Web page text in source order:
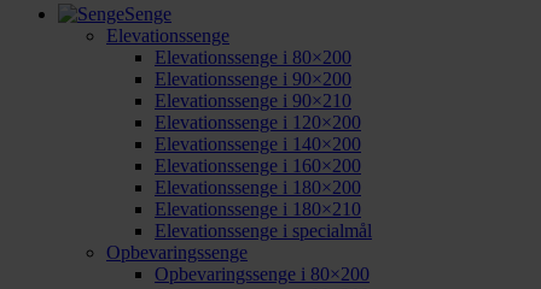
Senge
Elevationssenge
Elevationssenge i 80×200
Elevationssenge i 90×200
Elevationssenge i 90×210
Elevationssenge i 120×200
Elevationssenge i 140×200
Elevationssenge i 160×200
Elevationssenge i 180×200
Elevationssenge i 180×210
Elevationssenge i specialmål
Opbevaringssenge
Opbevaringssenge i 80×200